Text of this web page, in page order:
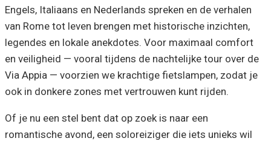
Engels, Italiaans en Nederlands spreken en de verhalen
van Rome tot leven brengen met historische inzichten,
legendes en lokale anekdotes. Voor maximaal comfort
en veiligheid — vooral tijdens de nachtelijke tour over de
Via Appia — voorzien we krachtige fietslampen, zodat je
ook in donkere zones met vertrouwen kunt rijden.
Of je nu een stel bent dat op zoek is naar een
romantische avond, een soloreiziger die iets unieks wil